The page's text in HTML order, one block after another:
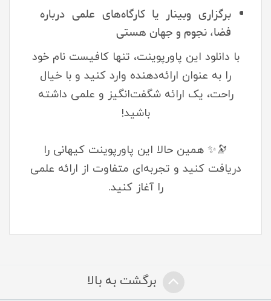
برگزاری وبینار یا کارگاه‌های علمی درباره
فضا، نجوم و جهان هستی
با دانلود این پاورپوینت، تنها کافیست نام خود
را به عنوان ارائه‌دهنده وارد کنید و با خیال
راحت، یک ارائه شگفت‌انگیز و علمی داشته
باشید!
🔭✨ همین حالا این پاورپوینت کیهانی را
دریافت کنید و تجربه‌ای متفاوت از ارائه علمی
را آغاز کنید.
برگشت به بالا